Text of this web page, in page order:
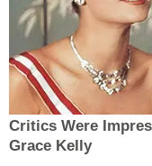
Critics Were
Grace Kelly